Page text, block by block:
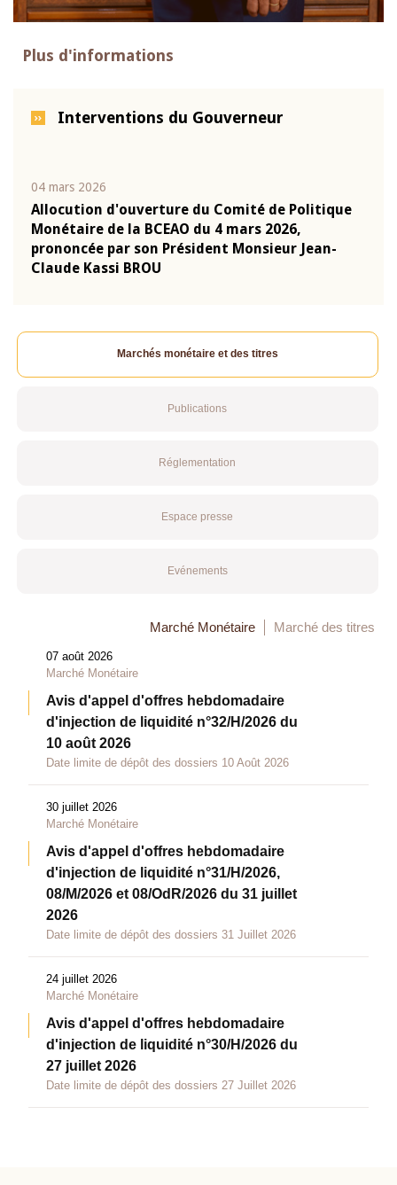
Plus d'informations
Interventions du Gouverneur
04 mars 2026
Allocution d'ouverture du Comité de Politique
Monétaire de la BCEAO du 4 mars 2026,
prononcée par son Président Monsieur Jean-
Claude Kassi BROU
Marchés monétaire et des titres
Publications
Réglementation
Espace presse
Evénements
Marché Monétaire Marché des titres
07 août 2026
Marché Monétaire
Avis d'appel d'offres hebdomadaire
d'injection de liquidité n°32/H/2026 du
10 août 2026
Date limite de dépôt des dossiers 10 Août 2026
30 juillet 2026
Marché Monétaire
Avis d'appel d'offres hebdomadaire
d'injection de liquidité n°31/H/2026,
08/M/2026 et 08/OdR/2026 du 31 juillet
2026
Date limite de dépôt des dossiers 31 Juillet 2026
24 juillet 2026
Marché Monétaire
Avis d'appel d'offres hebdomadaire
d'injection de liquidité n°30/H/2026 du
27 juillet 2026
Date limite de dépôt des dossiers 27 Juillet 2026